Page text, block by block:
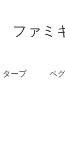
ファミ
タープ ペグ